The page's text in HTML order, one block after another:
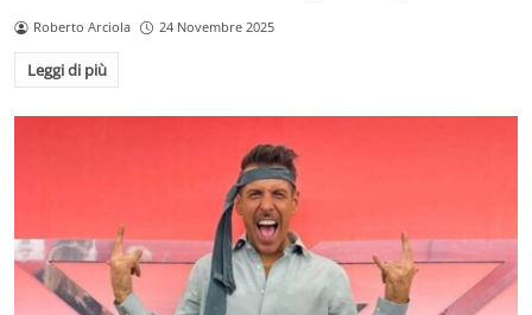
Roberto Arciola 24 Novembre 2025
Leggi di più